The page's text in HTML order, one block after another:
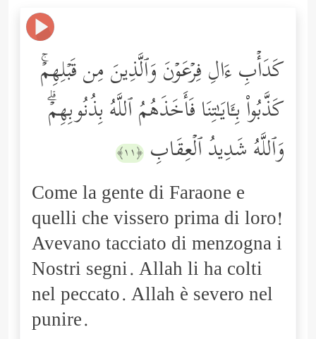
كَدَأۡبِ ءَالِ فِرۡعَوۡنَ وَٱلَّذِینَ مِن قَبۡلِهِمۡۚ
كَذَّبُواْ بِـَٔایَـٰتِنَا فَأَخَذَهُمُ ٱللَّهُ بِذُنُوبِهِمۡۗ
وَٱللَّهُ شَدِیدُ ٱلۡعِقَابِ ﴿١١﴾
Come la gente di Faraone e
quelli che vissero prima di loro!
Avevano tacciato di menzogna i
Nostri segni. Allah li ha colti
nel peccato. Allah è severo nel
punire.